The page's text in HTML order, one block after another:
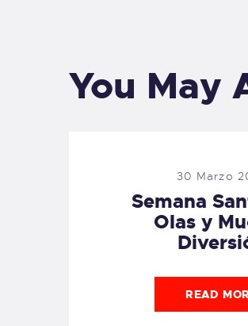
You May
30 Marzo
Semana
Olas y
READ